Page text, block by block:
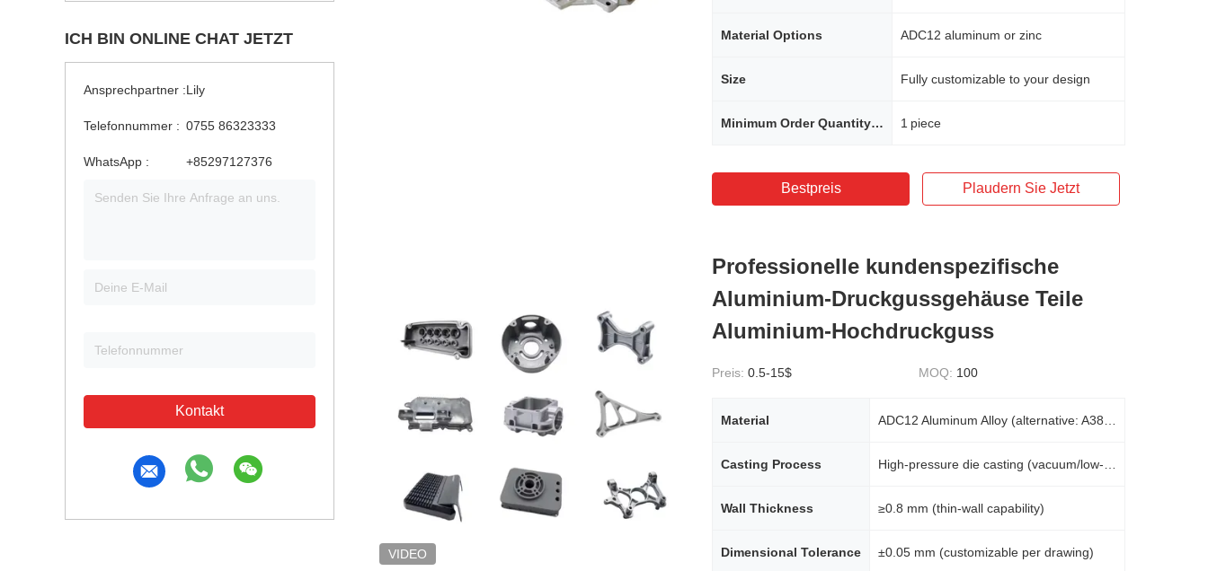
ICH BIN ONLINE CHAT JETZT
Ansprechpartner :Lily
Telefonnummer : 0755 86323333
WhatsApp : +85297127376
Kontakt
Material Options ADC12 aluminum or zinc
Size Fully customizable to your design
Minimum Order Quantity (MOQ) 1 piece
Bestpreis Plaudern Sie Jetzt
VIDEO
Professionelle kundenspezifische
Aluminium-Druckgussgehäuse Teile
Aluminium-Hochdruckguss
Preis: 0.5-15$ MOQ: 100
Material
Casting Process
Wall Thickness ≥0.8 mm (thin-wall capability)
Dimensional Tolerance ±0.05 mm (customizable per drawing)